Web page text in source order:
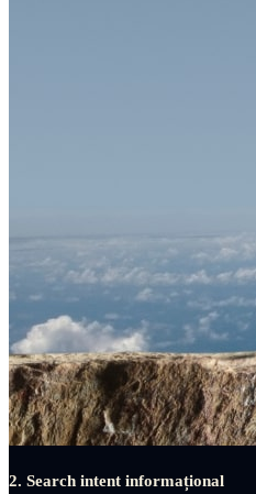
2. Search intent informațional